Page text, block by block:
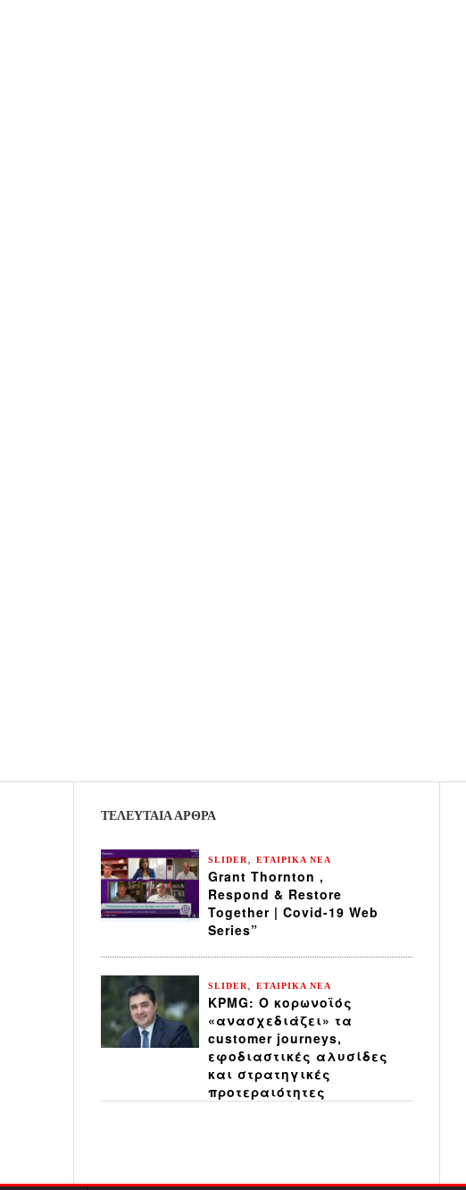
ΤΕΛΕΥΤΑΙΑ ΆΡΘΡΑ
SLIDER ΕΤΑΙΡΙΚΑ ΝΕΑ
Grant Thornton ,
Respond & Restore
Together | Covid-19 Web
Series”
SLIDER ΕΤΑΙΡΙΚΑ ΝΕΑ
KPMG: Ο κορωνοϊός
«ανασχεδιάζει» τα
customer journeys,
εφοδιαστικές αλυσίδες
και στρατηγικές
προτεραιότητες